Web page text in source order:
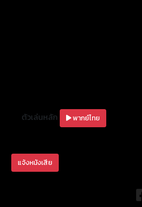
เผย พอสมหวังรู้ว่าส้มท้อง จึงพยายามที่
จะยังไม่สำเร็จซักที ทุกคนหวังว่าสมหวั
อ๋อยสามารถพาสมหวังไปสู่การเป็นนักร้
สำเร็จ สมหวังก็ลืมทุกสิ่งและทิ้งทุกคนไป
เสียใจมาก กับอาการลืมตัวของสมหวั
จะสลาย ความรักของส้มและสมหวังจะ
ตัวเล่นหลัก พากย์ไทย
แจ้งหนังเสีย